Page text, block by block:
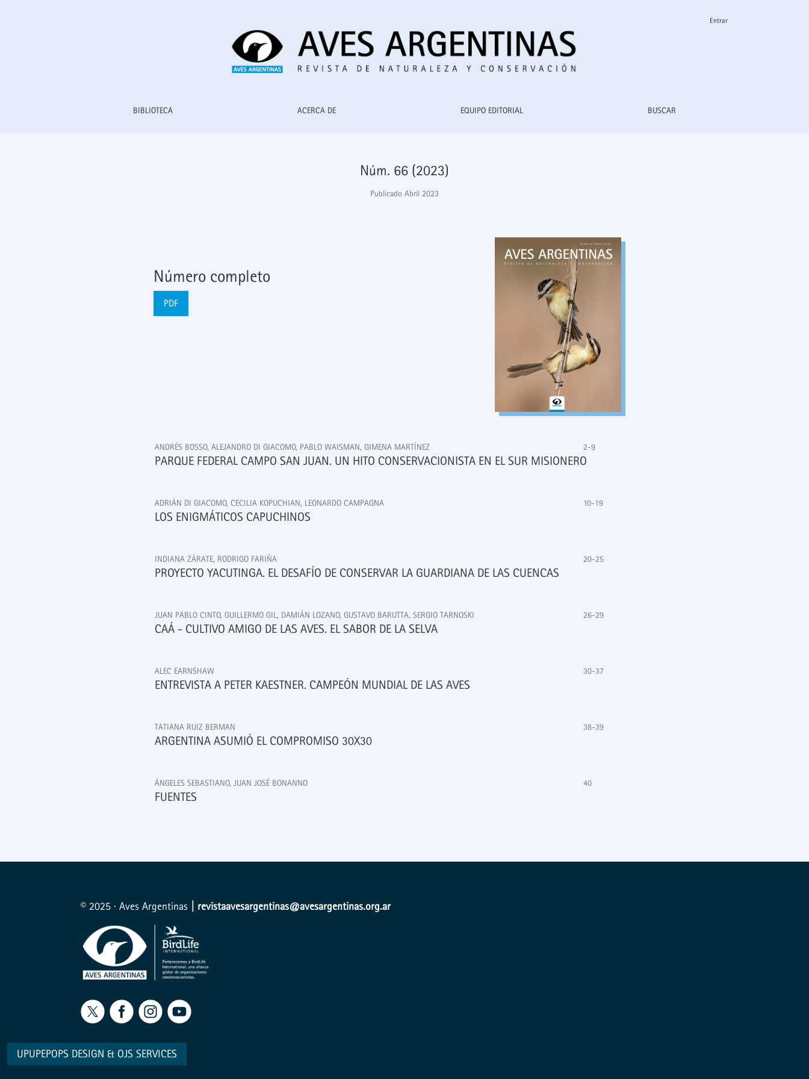
BIBLIOTECA ACERCA DE EQUIPO EDITORIAL BUSCAR
Entrar
Núm. 66 (2023)
Publicado Abril 2023
Número completo
PDF
ANDRÉS BOSSO, ALEJANDRO DI GIACOMO, PABLO WAISMAN, GIMENA MARTÍNEZ 2-9
PARQUE FEDERAL CAMPO SAN JUAN. UN HITO CONSERVACIONISTA EN EL SUR MISIONERO
ADRIÁN DI GIACOMO, CECILIA KOPUCHIAN, LEONARDO CAMPAGNA 10-19
LOS ENIGMÁTICOS CAPUCHINOS
INDIANA ZÁRATE, RODRIGO FARIÑA 20-25
PROYECTO YACUTINGA. EL DESAFÍO DE CONSERVAR LA GUARDIANA DE LAS CUENCAS
JUAN PABLO CINTO, GUILLERMO GIL, DAMIÁN LOZANO, GUSTAVO BARUTTA, SERGIO TARNOSKI 26-29
CAÁ - CULTIVO AMIGO DE LAS AVES. EL SABOR DE LA SELVA
ALEC EARNSHAW 30-37
ENTREVISTA A PETER KAESTNER. CAMPEÓN MUNDIAL DE LAS AVES
TATIANA RUIZ BERMAN 38-39
ARGENTINA ASUMIÓ EL COMPROMISO 30X30
ÁNGELES SEBASTIANO, JUAN JOSÉ BONANNO 40
FUENTES
© 2025 · Aves Argentinas | revistaavesargentinas@avesargentinas.org.ar
UPUPEPOPS DESIGN & OJS SERVICES